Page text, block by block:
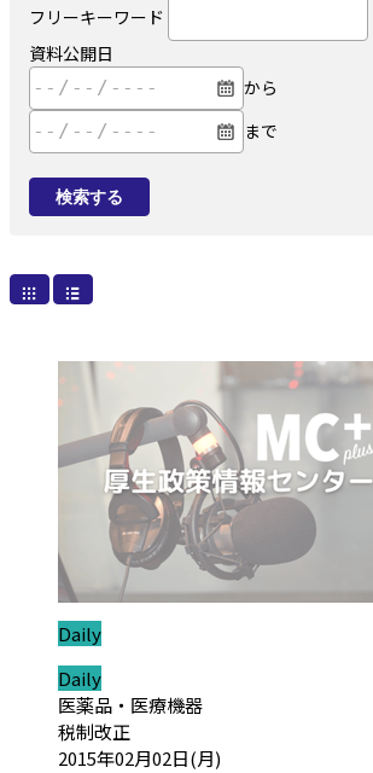
フリーキーワード
資料公開日
から
まで
検索する
ジャンル:
Daily
ジャンル:
Daily
カテゴリ:医薬品・医療機器
税制改正
投稿日:2015年02月02日(月)